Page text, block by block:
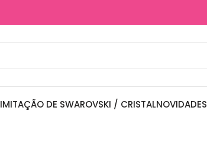
IMITAÇÃO DE SWAROVSKI / CRISTALNOVIDADES